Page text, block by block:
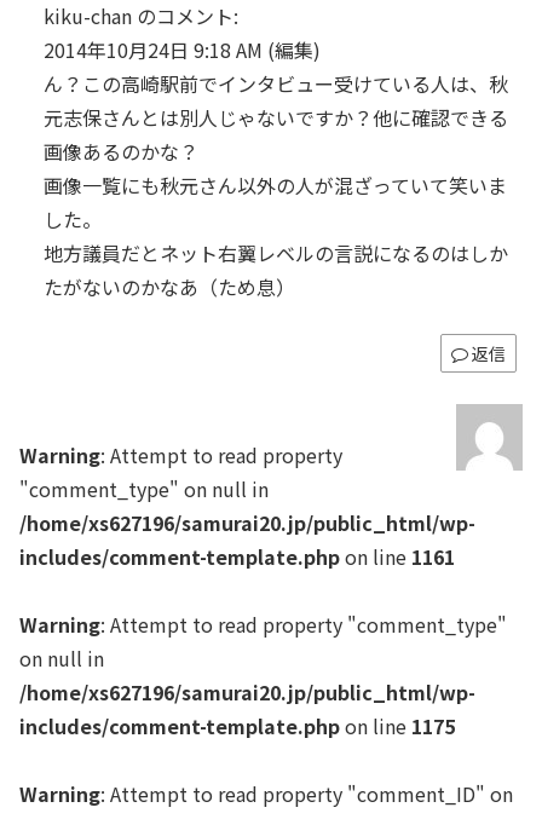
kiku-chan のコメント:
2014年10月24日 9:18 AM (編集)
ん？この高崎駅前でインタビュー受けている人は、秋
元志保さんとは別人じゃないですか？他に確認できる
画像あるのかな？
画像一覧にも秋元さん以外の人が混ざっていて笑いま
した。
地方議員だとネット右翼レベルの言説になるのはしか
たがないのかなあ（ため息）
返信
Warning: Attempt to read property
"comment_type" on null in
/home/xs627196/samurai20.jp/public_html/wp-
includes/comment-template.phpon line 1161
Warning: Attempt to read property "comment_type"
on null in
/home/xs627196/samurai20.jp/public_html/wp-
includes/comment-template.phpon line 1175
Warning: Attempt to read property "comment_ID" on